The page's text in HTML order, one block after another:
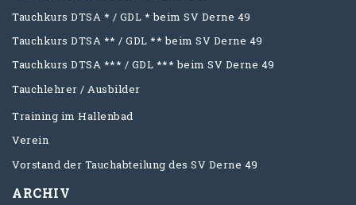
Tauchkurs DTSA * / GDL * beim SV Derne 49
Tauchkurs DTSA ** / GDL ** beim SV Derne 49
Tauchkurs DTSA *** / GDL *** beim SV Derne 49
Tauchlehrer / Ausbilder
Training im Hallenbad
Verein
Vorstand der Tauchabteilung des SV Derne 49
ARCHIV